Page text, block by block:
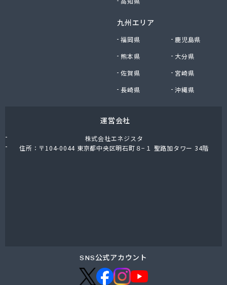
株式会社油直 オートガススタンド
丸井商店外之原支店
丸金薪炭店
橋本産業株式会社 名古屋営業所
玉屋プロパン株式会社
九州エリア
福岡県
鹿児島県
熊本県
大分県
佐賀県
宮崎県
長崎県
沖縄県
運営会社
株式会社エネジスタ
住所：〒104-0044 東京都中央区明石町８−１ 聖路加タワー 34階
SNS公式アカウント